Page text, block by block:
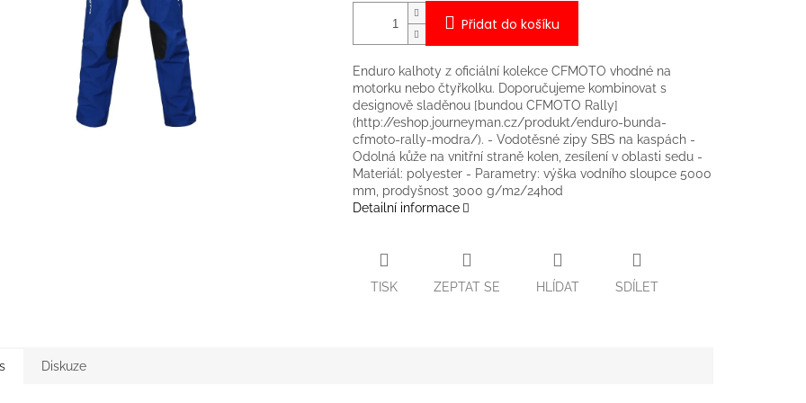
Přidat do košíku
Enduro kalhoty z oficiální kolekce CFMOTO vhodné na
motorku nebo čtyřkolku. Doporučujeme kombinovat s
designově sladěnou [bundou CFMOTO Rally]
(http://eshop.journeyman.cz/produkt/enduro-bunda-
cfmoto-rally-modra/). - Vodotěsné zipy SBS na kaspách -
Odolná kůže na vnitřní straně kolen, zesílení v oblasti sedu -
Materiál: polyester - Parametry: výška vodního sloupce 5000
mm, prodyšnost 3000 g/m2/24hod
Detailní informace
TISK ZEPTAT SE HLÍDAT SDÍLET
Diskuze